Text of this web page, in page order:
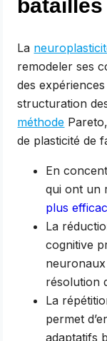
batailles
La
remodeler ses
des
structuration
méthode
de plasticité de
En
qui ont un
plus
La
cognitive
résolution
La
permet
adaptatifs